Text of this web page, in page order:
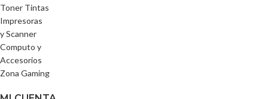
Toner Tintas
Impresoras
y Scanner
Computo y
Accesorios
Zona Gaming